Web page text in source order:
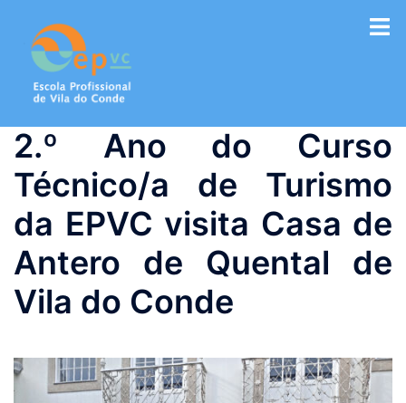
conteúdo
2.º Ano do Curso
Técnico/a de Turismo
da EPVC visita Casa de
Antero de Quental de
Vila do Conde